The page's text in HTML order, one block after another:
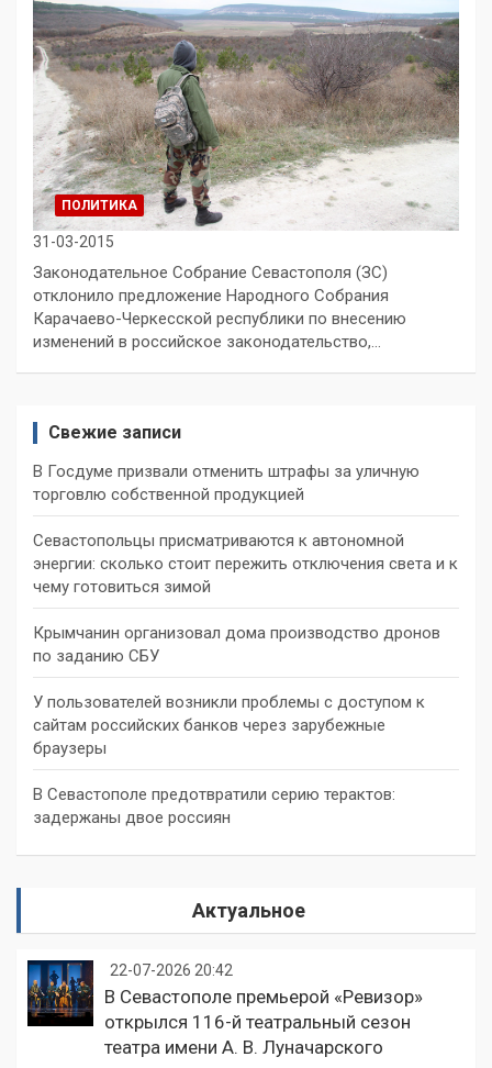
ПОЛИТИКА
31-03-2015
Законодательное Собрание Севастополя (ЗС)
отклонило предложение Народного Собрания
Карачаево-Черкесской республики по внесению
изменений в российское законодательство,…
Свежие записи
В Госдуме призвали отменить штрафы за уличную
торговлю собственной продукцией
Севастопольцы присматриваются к автономной
энергии: сколько стоит пережить отключения света и к
чему готовиться зимой
Крымчанин организовал дома производство дронов
по заданию СБУ
У пользователей возникли проблемы с доступом к
сайтам российских банков через зарубежные
браузеры
В Севастополе предотвратили серию терактов:
задержаны двое россиян
Актуальное
22-07-2026 20:42
В Севастополе премьерой «Ревизор»
открылся 116-й театральный сезон
театра имени А. В. Луначарского